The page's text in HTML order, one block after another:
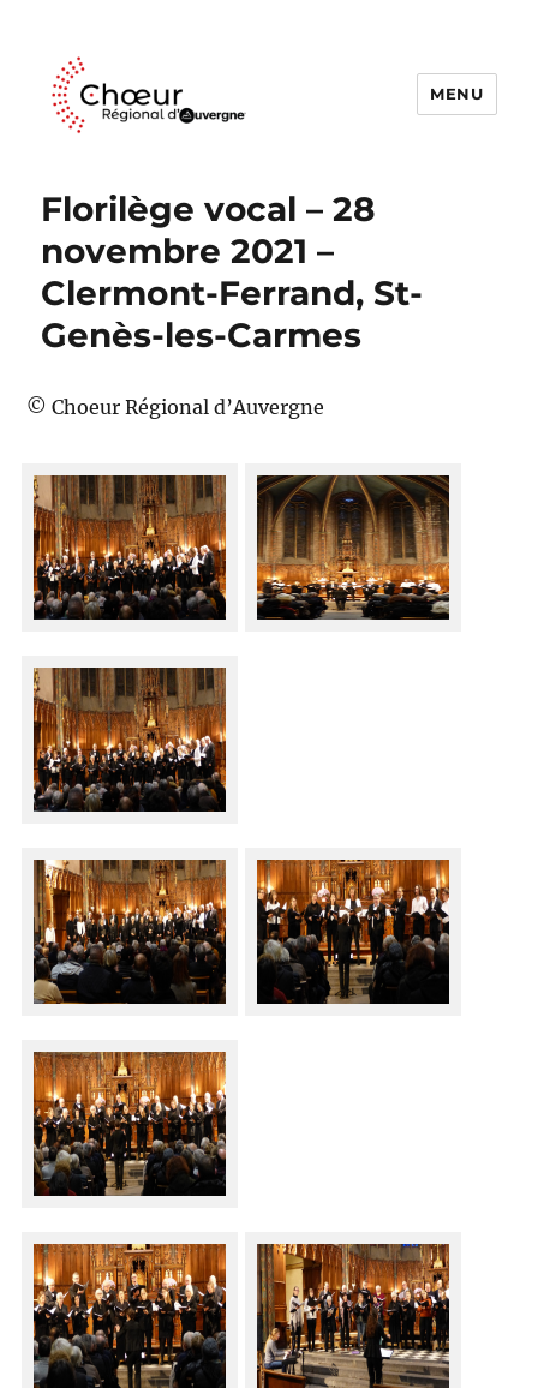
MENU
Florilège vocal – 28
novembre 2021 –
Clermont-Ferrand, St-
Genès-les-Carmes
© Choeur Régional d’Auvergne